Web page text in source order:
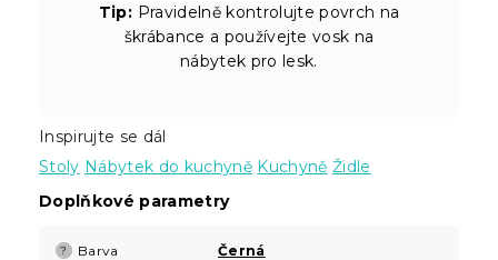
Tip: Pravidelně kontrolujte povrch na
škrábance a používejte vosk na
nábytek pro lesk.
Inspirujte se dál
Stoly Nábytek do kuchyně Kuchyně Židle
Doplňkové parametry
? Barva Černá